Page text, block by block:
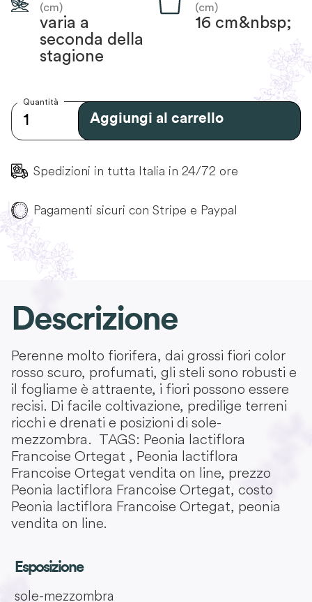
(cm)
varia a
seconda della
stagione
(cm)
16 cm&nbsp;
Quantità
Aggiungi al carrello
Spedizioni in tutta Italia in 24/72 ore
Pagamenti sicuri con Stripe e Paypal
Descrizione
Perenne molto fiorifera, dai grossi fiori color
rosso scuro, profumati, gli steli sono robusti e
il fogliame è attraente, i fiori possono essere
recisi. Di facile coltivazione, predilige terreni
ricchi e drenati e posizioni di sole-
mezzombra. TAGS: Peonia lactiflora
Francoise Ortegat , Peonia lactiflora
Francoise Ortegat vendita on line, prezzo
Peonia lactiflora Francoise Ortegat, costo
Peonia lactiflora Francoise Ortegat, peonia
vendita on line.
Esposizione
sole-mezzombra